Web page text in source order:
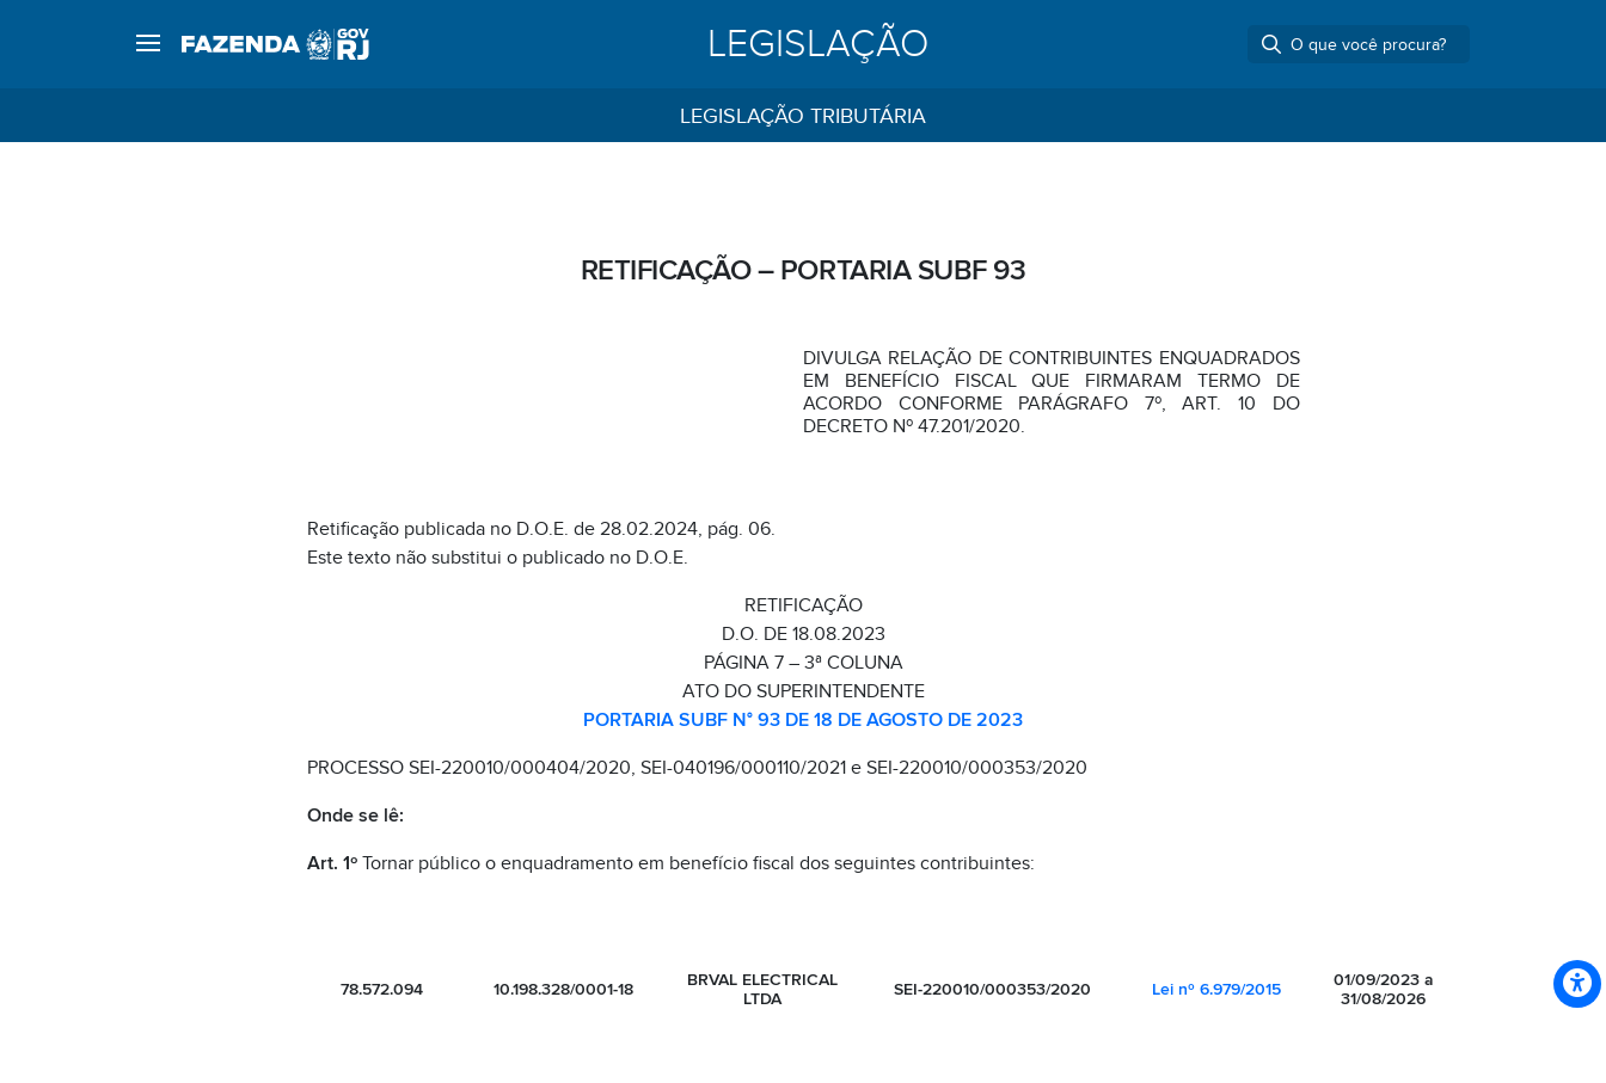
LEGISLAÇÃO
LEGISLAÇÃO TRIBUTÁRIA
RETIFICAÇÃO – PORTARIA SUBF 93
DIVULGA RELAÇÃO DE CONTRIBUINTES ENQUADRADOS
EM BENEFÍCIO FISCAL QUE FIRMARAM TERMO DE
ACORDO CONFORME PARÁGRAFO 7º, ART. 10 DO
DECRETO Nº 47.201/2020.
Retificação publicada no D.O.E. de 28.02.2024, pág. 06.
Este texto não substitui o publicado no D.O.E.
RETIFICAÇÃO
D.O. DE 18.08.2023
PÁGINA 7 – 3ª COLUNA
ATO DO SUPERINTENDENTE
PORTARIA SUBF N° 93 DE 18 DE AGOSTO DE 2023
PROCESSO SEI-220010/000404/2020, SEI-040196/000110/2021 e SEI-220010/000353/2020
Onde se lê:
Art. 1ºTornar público o enquadramento em benefício fiscal dos seguintes contribuintes:
78.572.094 10.198.328/0001-18
BRVAL ELECTRICAL
LTDA
SEI-220010/000353/2020 Lei nº 6.979/2015
01/09/2023 a
31/08/2026